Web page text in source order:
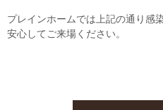
プレインホームでは上記の通り感
安心してご来場ください。